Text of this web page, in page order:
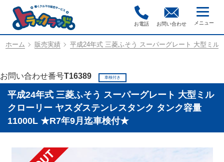
お電話 お問い合わせ
ホーム 販売実績 平成24年式 三菱ふそう スーパーグレート 大型ミ
お問い合わせ番号T16389 車検付き
平成24年式 三菱ふそう スーパーグレート 大型ミル
クローリー ヤスダステンレスタンク タンク容量
11000L ★R7年9月迄車検付★